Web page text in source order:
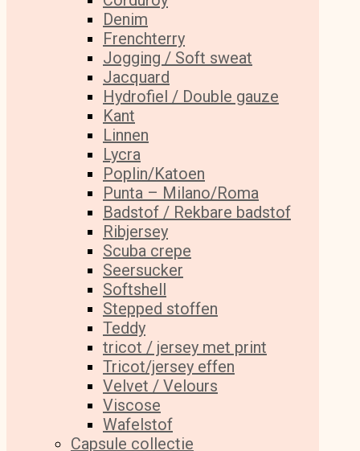
Denim
Frenchterry
Jogging / Soft sweat
Jacquard
Hydrofiel / Double gauze
Kant
Linnen
Lycra
Poplin/Katoen
Punta – Milano/Roma
Badstof / Rekbare badstof
Ribjersey
Scuba crepe
Seersucker
Softshell
Stepped stoffen
Teddy
tricot / jersey met print
Tricot/jersey effen
Velvet / Velours
Viscose
Wafelstof
Capsule collectie